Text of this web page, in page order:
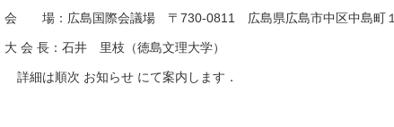
会 場：広島国際会議場 〒730-0811 広島県広島市中区中島町
大 会 長：石井 里枝（徳島文理大学）
詳細は順次 お知らせ にて案内します．